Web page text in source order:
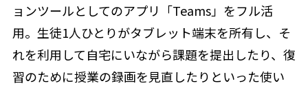
ョンツールとしてのアプリ「Teams」をフル活
用。生徒1人ひとりがタブレット端末を所有し、そ
れを利用して自宅にいながら課題を提出したり、復
習のために授業の録画を見直したりといった使い